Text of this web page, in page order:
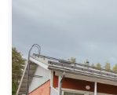
18 asunnon
toteutettiin KVR-
ja valmistuivat